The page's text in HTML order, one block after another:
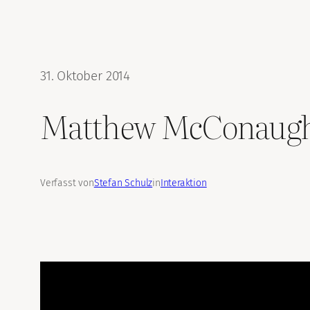
31. Oktober 2014
Matthew
Verfasst vonStefan SchulzinInteraktion